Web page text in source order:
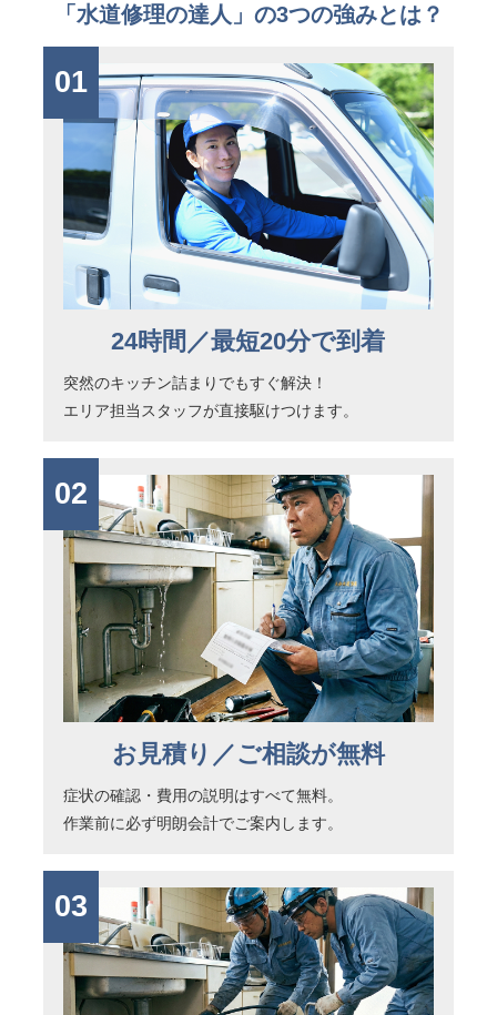
「水道修理の達人」の3つの強みとは？
01
24時間／最短20分で到着
突然のキッチン詰まりでもすぐ解決！
エリア担当スタッフが直接駆けつけます。
02
お見積り／ご相談が無料
症状の確認・費用の説明はすべて無料。
作業前に必ず明朗会計でご案内します。
03